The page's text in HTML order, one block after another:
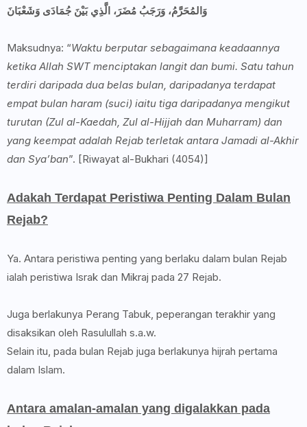
وَالمُحَرَّمُ، وَرَجَبُ مُضَرَ، الَّذِي بَيْنَ جُمَادَى وَشَعْبَانَ
Maksudnya: “Waktu berputar sebagaimana keadaannya
ketika Allah SWT menciptakan langit dan bumi. Satu tahun
terdiri daripada dua belas bulan, daripadanya terdapat
empat bulan haram (suci) iaitu tiga daripadanya mengikut
turutan (Zul al-Kaedah, Zul al-Hijjah dan Muharram) dan
yang keempat adalah Rejab terletak antara Jamadi al-Akhir
dan Sya’ban”. [Riwayat al-Bukhari (4054)]
Adakah Terdapat Peristiwa Penting Dalam Bulan
Rejab?
Ya. Antara peristiwa penting yang berlaku dalam bulan Rejab
ialah peristiwa Israk dan Mikraj pada 27 Rejab.
Juga berlakunya Perang Tabuk, peperangan terakhir yang
disaksikan oleh Rasulullah s.a.w.
Selain itu, pada bulan Rejab juga berlakunya hijrah pertama
dalam Islam.
Antara amalan-amalan yang digalakkan pada